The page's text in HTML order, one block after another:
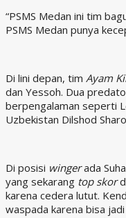
“PSMS Medan ini tim
PSMS Medan punya
Di lini depan, tim Ayam
dan Yessoh. Dua
berpengalaman seperti
Uzbekistan Dilshod
Di posisi wingerada
yang sekarang top skor
karena cedera lutut.
waspada karena bisa